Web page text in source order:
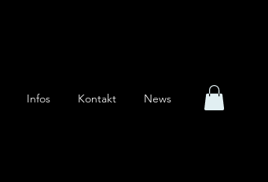
Infos Kontakt News